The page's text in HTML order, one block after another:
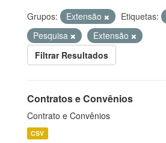
Grupos: Extensão Etiquetas:
Pesquisa
Extensão
Filtrar Resultados
Contratos e Convênios
Contrato e Convênios
CSV